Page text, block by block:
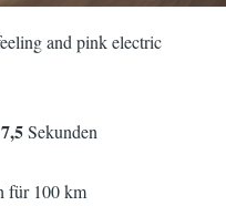
and pink electric
7,5Sekunden
für 100 km